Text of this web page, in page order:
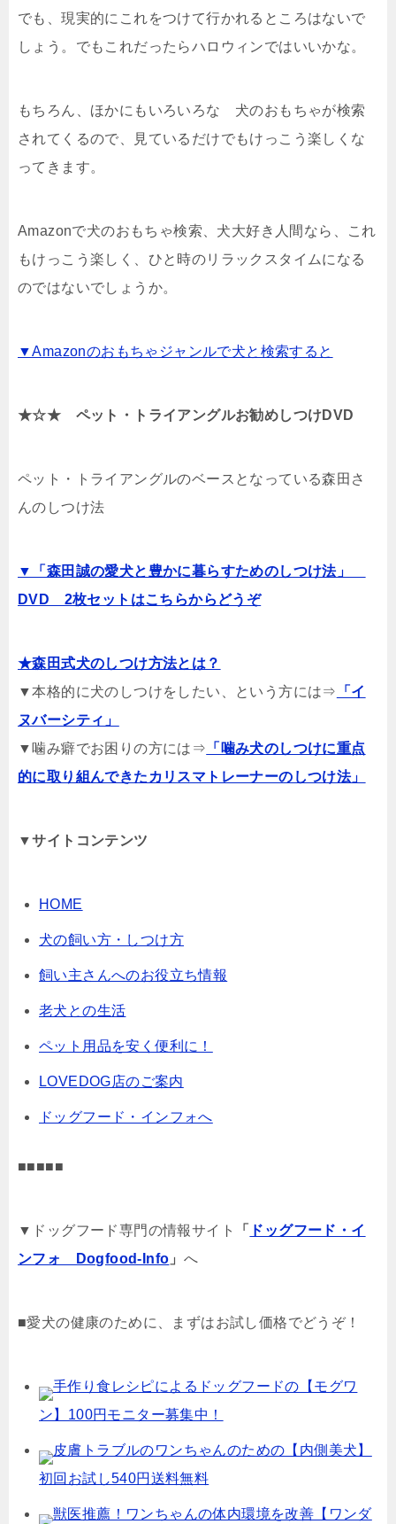
でも、現実的にこれをつけて行かれるところはないで
しょう。でもこれだったらハロウィンではいいかな。
もちろん、ほかにもいろいろな 犬のおもちゃが検索
されてくるので、見ているだけでもけっこう楽しくな
ってきます。
Amazonで犬のおもちゃ検索、犬大好き人間なら、これ
もけっこう楽しく、ひと時のリラックスタイムになる
のではないでしょうか。
▼Amazonのおもちゃジャンルで犬と検索すると
★☆★ ペット・トライアングルお勧めしつけDVD
ペット・トライアングルのベースとなっている森田さ
んのしつけ法
▼「森田誠の愛犬と豊かに暮らすためのしつけ法」
DVD 2枚セットはこちらからどうぞ
★森田式犬のしつけ方法とは？
▼本格的に犬のしつけをしたい、という方には⇒
「イ
ヌバーシティ」
▼噛み癖でお困りの方には⇒ 「噛み犬のしつけに重点
的に取り組んできたカリスマトレーナーのしつけ法」
▼サイトコンテンツ
HOME
犬の飼い方・しつけ方
飼い主さんへのお役立ち情報
老犬との生活
ペット用品を安く便利に！
LOVEDOG店のご案内
ドッグフード・インフォへ
■■■■■
▼ドッグフード専門の情報サイト 「
ドッグフード・イ
ンフォ Dogfood-Info 」 へ
■愛犬の健康のために、まずはお試し価格でどうぞ！
手作り食レシピによるドッグフードの【モグワ
ン】100円モニター募集中！
皮膚トラブルのワンちゃんのための【内側美犬】
初回お試し540円送料無料
獣医推薦！ワンちゃんの体内環境を改善【ワンダ